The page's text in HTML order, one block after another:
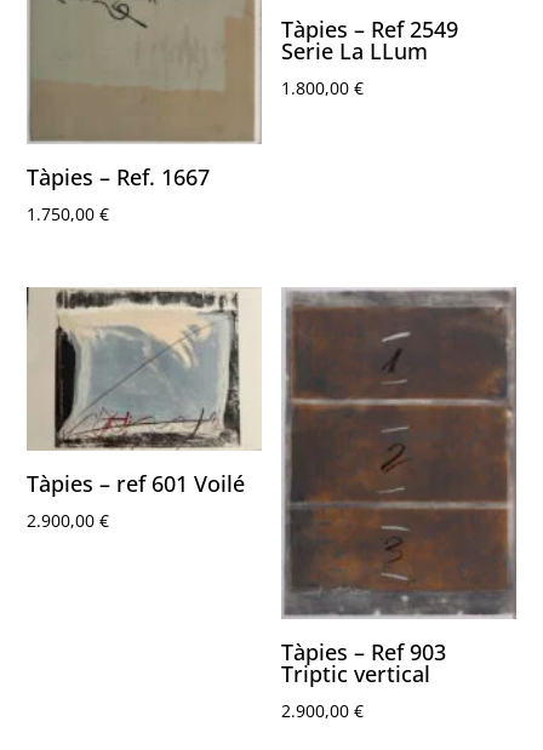
Tàpies – Ref. 1667
1.750,00€
Tàpies – Ref 2549
Serie La LLum
1.800,00€
Tàpies – ref 601 Voilé
2.900,00€
Tàpies – Ref 903
Triptic vertical
2.900,00€